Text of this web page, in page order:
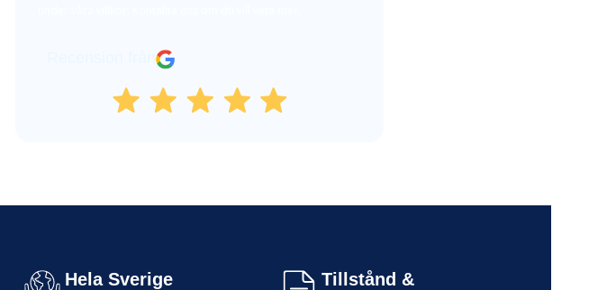
Hela Sverige
Tillstånd &